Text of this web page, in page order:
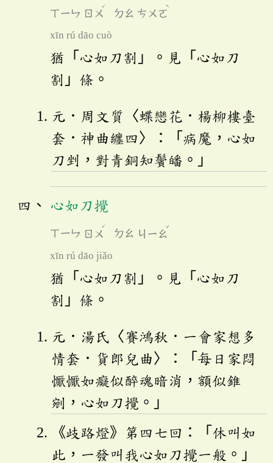
ㄒㄧㄣ ㄖㄨ
ˊ
ㄉㄠ ㄘㄨㄛ
ˋ
xīn rú dāo cuò
猶「心如刀割」。見「心如刀
割」條。
元．周文質〈蝶戀花．楊柳樓臺
套．神曲纏四〉：「病魔，心如
刀剉，對青銅知鬢皤。」
心如刀攪
ㄒㄧㄣ ㄖㄨ
ˊ
ㄉㄠ ㄐㄧㄠ
ˇ
xīn rú dāo jiǎo
猶「心如刀割」。見「心如刀
割」條。
元．湯氏〈賽鴻秋．一會家想多
情套．貨郎兒曲〉：「每日家悶
懨懨如癡似醉魂暗消，額似錐
剜，心如刀攪。」
《歧路燈》第四七回：「休叫如
此，一發叫我心如刀攪一般。」